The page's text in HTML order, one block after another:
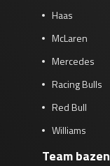
Haas
McLaren
Mercedes
Racing Bulls
Red Bull
Williams
Team bazen